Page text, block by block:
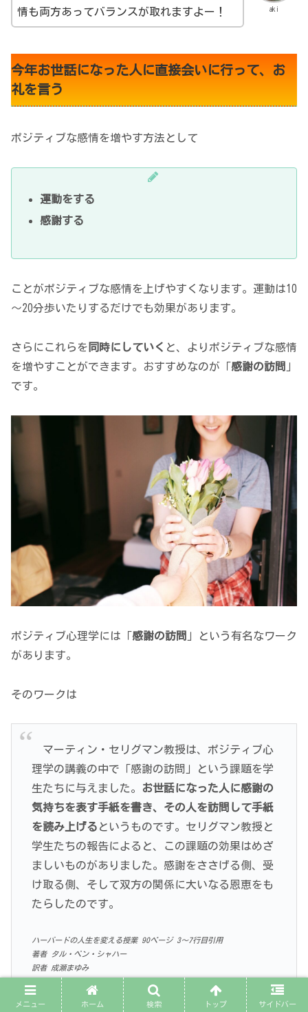
aki
情も両方あってバランスが取れますよー！
今年お世話になった人に直接会いに行って、お
礼を言う
ポジティブな感情を増やす方法として
運動をする
感謝する
ことがポジティブな感情を上げやすくなります。運動は10
～20分歩いたりするだけでも効果があります。
さらにこれらを 同時にしていく と、よりポジティブな感情
を増やすことができます。おすすめなのが「 感謝の訪問 」
です。
ポジティブ心理学には「 感謝の訪問 」という有名なワーク
があります。
そのワークは
マーティン・セリグマン教授は、ポジティブ心
理学の講義の中で「感謝の訪問」という課題を学
生たちに与えました。
お世話になった人に感謝の
気持ちを表す手紙を書き、その人を訪問して手紙
を読み上げる というものです。セリグマン教授と
学生たちの報告によると、この課題の効果はめざ
ましいものがありました。感謝をささげる側、受
け取る側、そして双方の関係に大いなる恩恵をも
たらしたのです。
ハーバードの人生を変える授業 90ページ3～7行目引用
著者 タル・ベン・シャハー
訳者 成瀬まゆみ
発行所 大和書房
メニュー ホーム 検索 トップ サイドバー